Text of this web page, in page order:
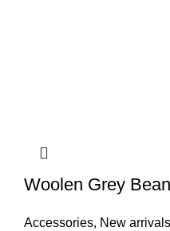
Woolen Grey
Accessories, New arrivals